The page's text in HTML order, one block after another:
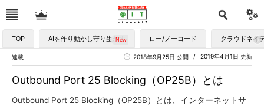
TOP AIを作り動かし守り生かす ロー/ノーコード クラウドネイ
連載 2019年4月1日 更新
2018年9月25日 公開
Outbound Port 25 Blocking（OP25B）とは
Outbound Port 25 Blocking（OP25B）とは、インターネットサ